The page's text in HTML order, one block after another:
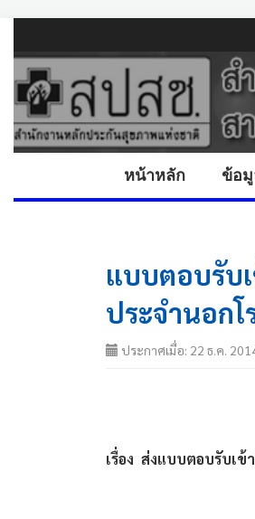
หน้าหลัก ข้อ
แบบตอบรับ
ประจำนอก
ประกาศเมื่อ: 22 ธ.ค.
เรื่อง  ส่งแบบตอบรับ